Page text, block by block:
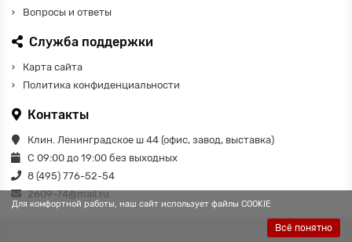
Для комфортной работы, наш сайт использует файлы COOKIE
Всё понятно
Вопросы и ответы
Служба поддержки
Карта сайта
Политика конфиденциальности
Контакты
Клин. Ленинградское ш 44 (офис, завод, выставка)
С 09:00 до 19:00 без выходных
8 (495) 776-52-54
2609-74@mail.ru